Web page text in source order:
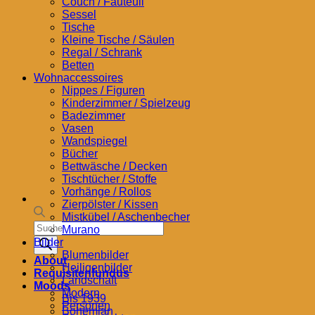
Products
search
About
Requisitenfundus
Moods
Bis 1939
Bohemian
Sessel
Tische
Kleine Tische / Säulen
Regal / Schrank
Betten
Wohnaccessoires
Nippes / Figuren
Kinderzimmer / Spielzeug
Badezimmer
Vasen
Wandspiegel
Bücher
Bettwäsche / Decken
Tischtücher / Stoffe
Vorhänge / Rollos
Zierpölster / Kissen
Mistkübel / Aschenbecher
Murano
Bilder
Blumenbilder
Heiligenbilder
Landschaft
Modern
Personen